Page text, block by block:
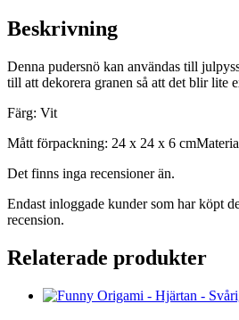
Beskrivning
Denna pudersnö kan användas till
till att dekorera granen så att det blir lite
Färg: Vit
Mått förpackning: 24 x 24 x 6
Det finns inga recensioner än.
Endast inloggade kunder som har köpt
recension.
Relaterade produkter